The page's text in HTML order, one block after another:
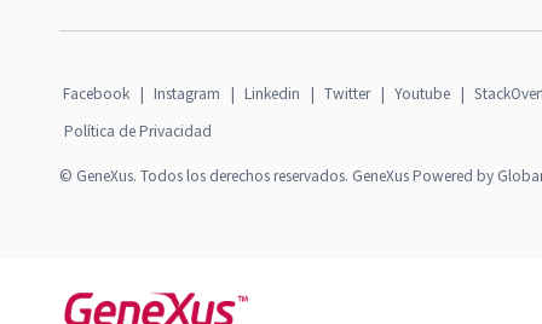
Facebook | Instagram | Linkedin | Twitter | Youtube |
Política de Privacidad
© GeneXus. Todos los derechos reservados. GeneXus Powered by